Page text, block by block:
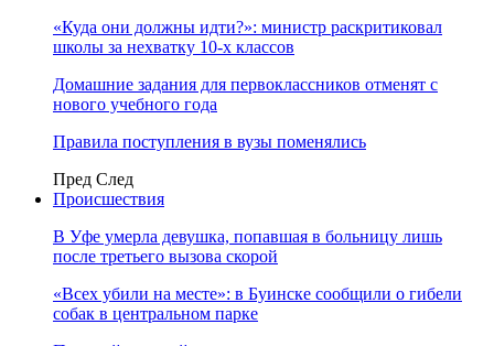
«Куда они должны идти?»: министр раскритиковал
школы за нехватку 10-х классов
Домашние задания для первоклассников отменят с
нового учебного года
Правила поступления в вузы поменялись
Пред След
Происшествия
В Уфе умерла девушка, попавшая в больницу лишь
после третьего вызова скорой
«Всех убили на месте»: в Буинске сообщили о гибели
собак в центральном парке